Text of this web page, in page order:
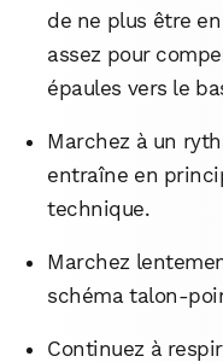
de ne plus être
assez pour
épaules vers le
Marchez à un
entraîne en
technique.
Marchez
schéma talon-
Continuez à